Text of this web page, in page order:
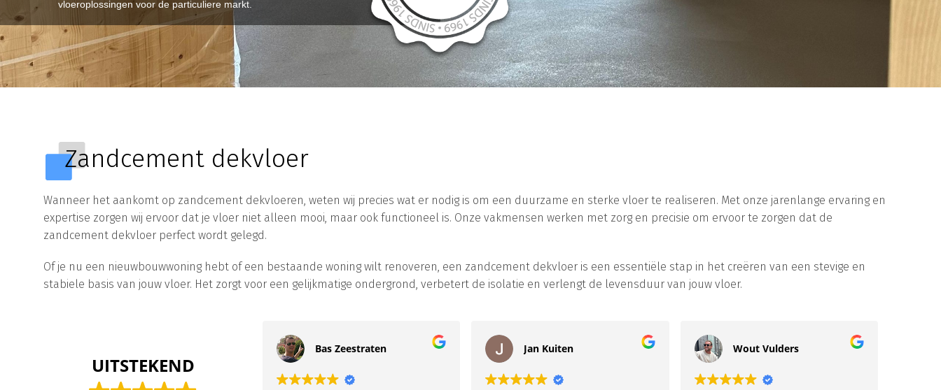
vloeroplossingen voor de particuliere markt.
Zandcement dekvloer
Wanneer het aankomt op zandcement dekvloeren, weten wij precies wat er nodig is om een duurzame en sterke vloer te realiseren. Met onze jarenlange ervaring en
expertise zorgen wij ervoor dat je vloer niet alleen mooi, maar ook functioneel is. Onze vakmensen werken met zorg en precisie om ervoor te zorgen dat de
zandcement dekvloer perfect wordt gelegd.
Of je nu een nieuwbouwwoning hebt of een bestaande woning wilt renoveren, een zandcement dekvloer is een essentiële stap in het creëren van een stevige en
stabiele basis van jouw vloer. Het zorgt voor een gelijkmatige ondergrond, verbetert de isolatie en verlengt de levensduur van jouw vloer.
UITSTEKEND
Bas Zeestraten Jan Kuiten Wout Vulders